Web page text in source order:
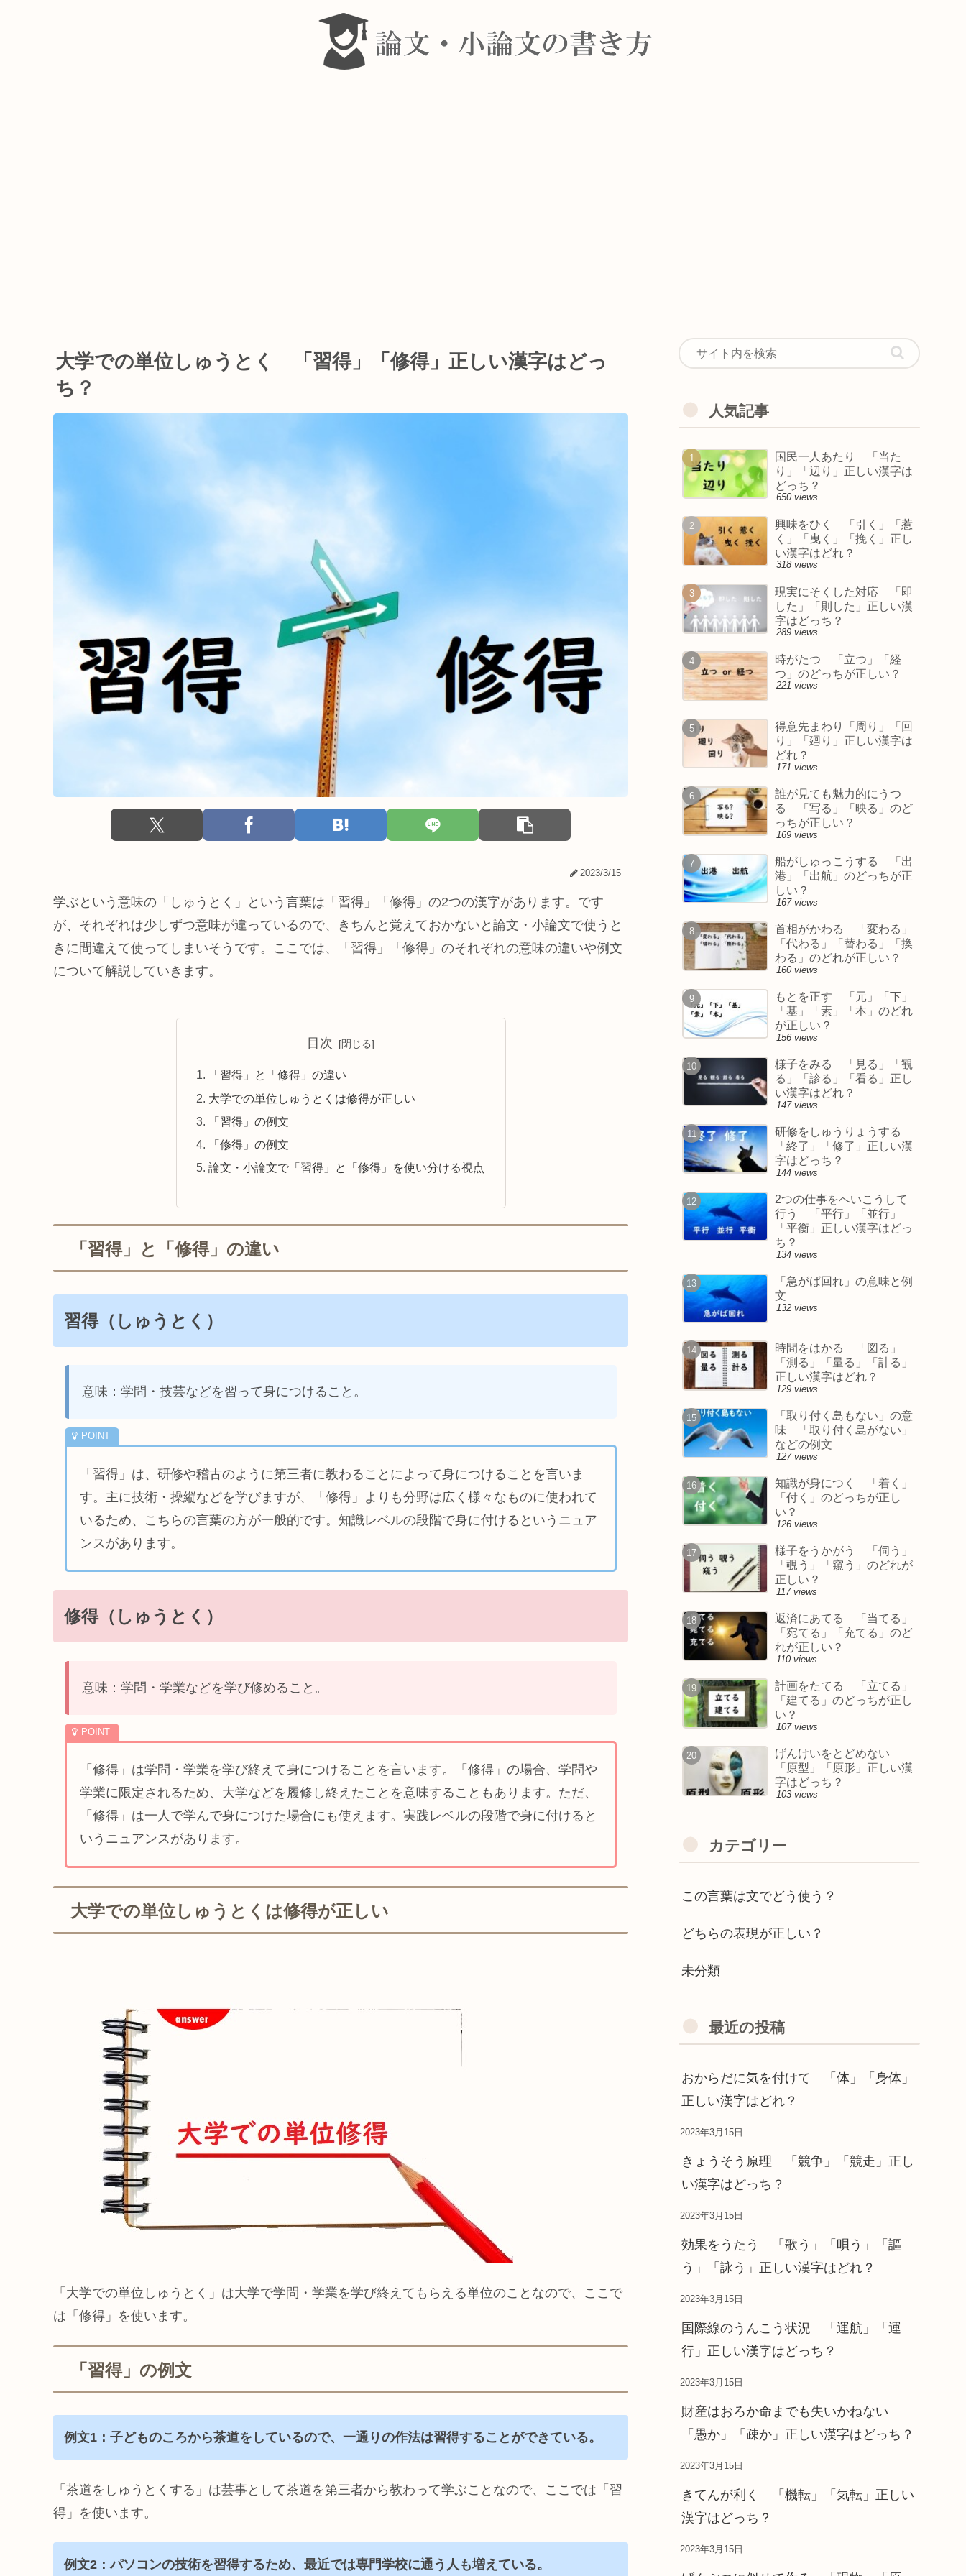
大学での単位しゅうとく 「習得」「修得」正しい漢字はどっ
ち？
2023/3/15
学ぶという意味の「しゅうとく」という言葉は「習得」「修得」の2つの漢字があります。です
が、それぞれは少しずつ意味が違っているので、きちんと覚えておかないと論文・小論文で使うと
きに間違えて使ってしまいそうです。ここでは、「習得」「修得」のそれぞれの意味の違いや例文
について解説していきます。
目次
「習得」と「修得」の違い
大学での単位しゅうとくは修得が正しい
「習得」の例文
「修得」の例文
論文・小論文で「習得」と「修得」を使い分ける視点
「習得」と「修得」の違い
習得（しゅうとく）
意味：学問・技芸などを習って身につけること。
「習得」は、研修や稽古のように第三者に教わることによって身につけることを言いま
す。主に技術・操縦などを学びますが、「修得」よりも分野は広く様々なものに使われて
いるため、こちらの言葉の方が一般的です。知識レベルの段階で身に付けるというニュア
ンスがあります。
修得（しゅうとく）
意味：学問・学業などを学び修めること。
「修得」は学問・学業を学び終えて身につけることを言います。「修得」の場合、学問や
学業に限定されるため、大学などを履修し終えたことを意味することもあります。ただ、
「修得」は一人で学んで身につけた場合にも使えます。実践レベルの段階で身に付けると
いうニュアンスがあります。
大学での単位しゅうとくは修得が正しい
「大学での単位しゅうとく」は大学で学問・学業を学び終えてもらえる単位のことなので、ここで
は「修得」を使います。
「習得」の例文
例文1：子どものころから茶道をしているので、一通りの作法は習得することができている。
「茶道をしゅうとくする」は芸事として茶道を第三者から教わって学ぶことなので、ここでは「習
得」を使います。
例文2：パソコンの技術を習得するため、最近では専門学校に通う人も増えている。
人気記事
国民一人あたり 「当た
り」「辺り」正しい漢字は
どっち？
650 views
興味をひく 「引く」「惹
く」「曳く」「挽く」正し
い漢字はどれ？
318 views
現実にそくした対応 「即
した」「則した」正しい漢
字はどっち？
289 views
時がたつ 「立つ」「経
つ」のどっちが正しい？
221 views
得意先まわり「周り」「回
り」「廻り」正しい漢字は
どれ？
171 views
誰が見ても魅力的にうつ
る 「写る」「映る」のど
っちが正しい？
169 views
船がしゅっこうする 「出
港」「出航」のどっちが正
しい？
167 views
首相がかわる 「変わる」
「代わる」「替わる」「換
わる」のどれが正しい？
160 views
もとを正す 「元」「下」
「基」「素」「本」のどれ
が正しい？
156 views
様子をみる 「見る」「観
る」「診る」「看る」正し
い漢字はどれ？
147 views
研修をしゅうりょうする
「終了」「修了」正しい漢
字はどっち？
144 views
2つの仕事をへいこうして
行う 「平行」「並行」
「平衡」正しい漢字はどっ
ち？
134 views
「急がば回れ」の意味と例
文
132 views
時間をはかる 「図る」
「測る」「量る」「計る」
正しい漢字はどれ？
129 views
「取り付く島もない」の意
味 「取り付く島がない」
などの例文
127 views
知識が身につく 「着く」
「付く」のどっちが正し
い？
126 views
様子をうかがう 「伺う」
「覗う」「窺う」のどれが
正しい？
117 views
返済にあてる 「当てる」
「宛てる」「充てる」のど
れが正しい？
110 views
計画をたてる 「立てる」
「建てる」のどっちが正し
い？
107 views
げんけいをとどめない
「原型」「原形」正しい漢
字はどっち？
103 views
カテゴリー
この言葉は文でどう使う？
どちらの表現が正しい？
未分類
最近の投稿
おからだに気を付けて 「体」「身体」
正しい漢字はどれ？
2023年3月15日
きょうそう原理 「競争」「競走」正し
い漢字はどっち？
2023年3月15日
効果をうたう 「歌う」「唄う」「謳
う」「詠う」正しい漢字はどれ？
2023年3月15日
国際線のうんこう状況 「運航」「運
行」正しい漢字はどっち？
2023年3月15日
財産はおろか命までも失いかねない
「愚か」「疎か」正しい漢字はどっち？
2023年3月15日
きてんが利く 「機転」「気転」正しい
漢字はどっち？
2023年3月15日